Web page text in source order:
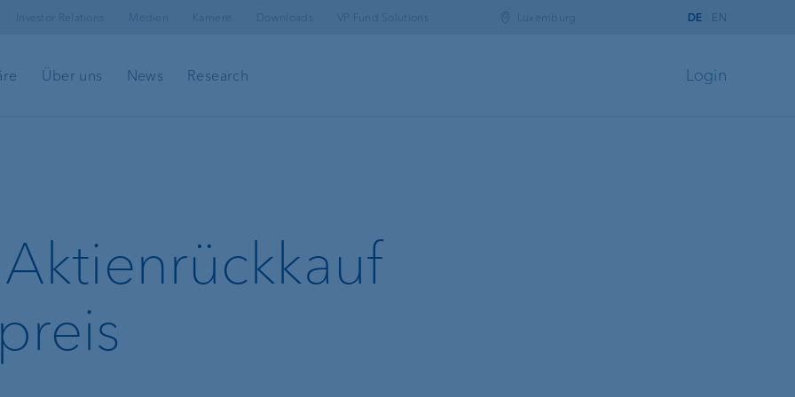
Investor Relations Medien Karriere Downloads VP Fund Solutions Luxemburg DE EN
Über uns News Research Login